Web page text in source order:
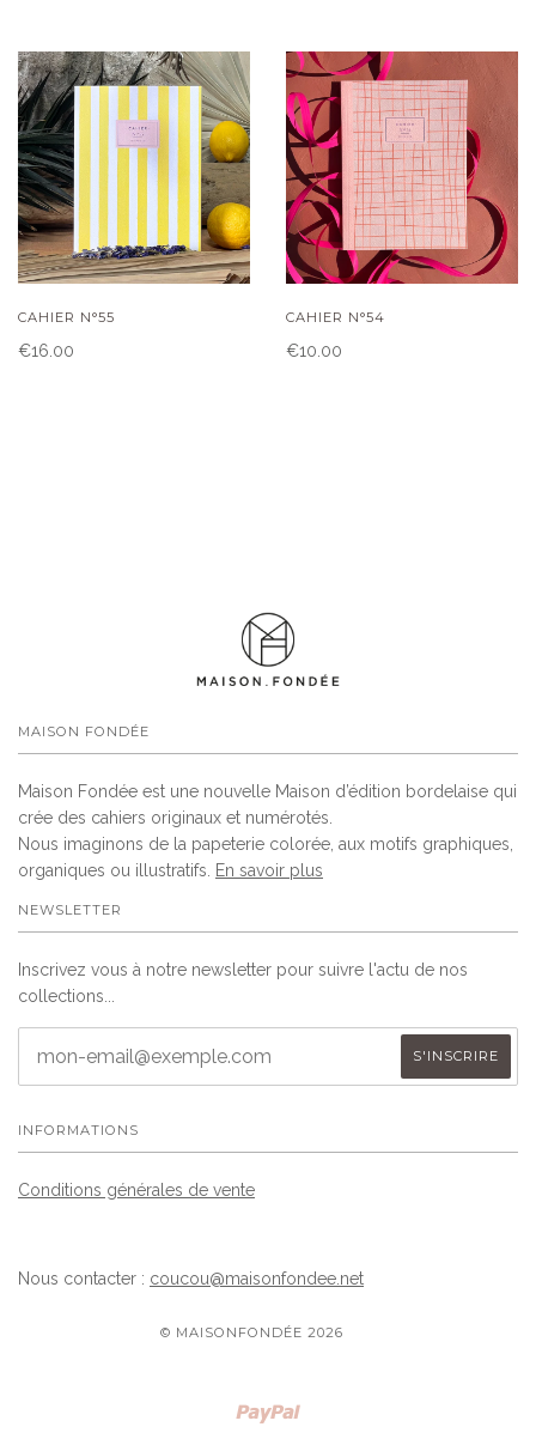
CAHIER N°55
€16.00
CAHIER N°54
€10.00
MAISON FONDÉE
Maison Fondée est une nouvelle Maison d’édition bordelaise qui
crée des cahiers originaux et numérotés.
Nous imaginons de la papeterie colorée, aux motifs graphiques,
organiques ou illustratifs.
En savoir plus
NEWSLETTER
Inscrivez vous à notre newsletter pour suivre l'actu de nos
collections...
INFORMATIONS
Conditions générales de vente
Nous contacter : coucou@maisonfondee.net
© MAISONFONDÉE 2026